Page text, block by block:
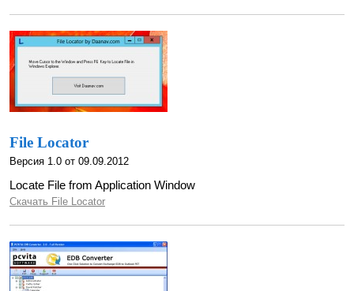
File Locator
Версия 1.0 от 09.09.2012
Locate File from Application Window
Скачать File Locator